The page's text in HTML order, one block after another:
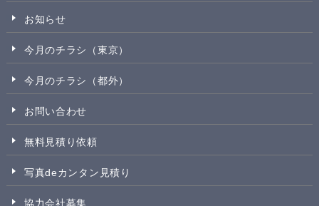
お知らせ
今月のチラシ（東京）
今月のチラシ（都外）
お問い合わせ
無料見積り依頼
写真deカンタン見積り
協力会社募集